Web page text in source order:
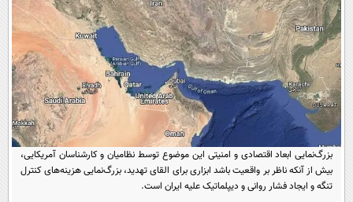
یک برش دانایی
محیط زیست
سفر و تفریح
علم و دانش
فناوری و It
علمی
اخبار کریپتو
قرآن
گوناگون
سرگرمی
باشگاه مغز
مجله تصویری سلاح
فیلم
اقتصاد
ورزش
سیاست
عصر ایران 2
خواندنی ها و دیدنی ها
داستان کوتاه
پیامک
آموزش زبان
بزرگ‌نمایی ابعاد اقتصادی و امنیتی این موضوع توسط نظامیان و کارشناسان آمریکایی،
بیش از آنکه ناظر بر واقعیت باشد ابزاری برای القای تهدید، بزرگ‌نمایی هزینه‌های کنترل
تنگه و ایجاد فشار روانی و دیپلماتیک علیه ایران است.